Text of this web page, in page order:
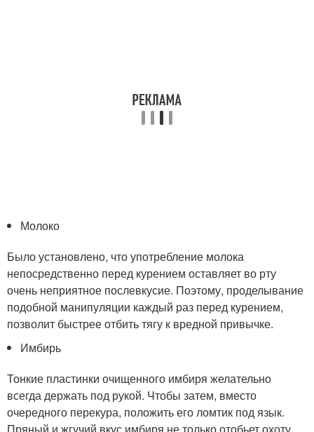
Молоко
Было установлено, что употребление молока
непосредственно перед курением оставляет во рту
очень неприятное послевкусие. Поэтому, проделывание
подобной манипуляции каждый раз перед курением,
позволит быстрее отбить тягу к вредной привычке.
Имбирь
Тонкие пластинки очищенного имбиря желательно
всегда держать под рукой. Чтобы затем, вместо
очередного перекура, положить его ломтик под язык.